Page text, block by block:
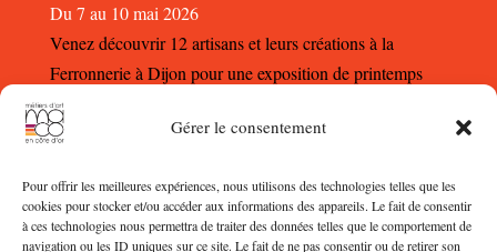
Gérer le consentement
Pour offrir les meilleures expériences, nous utilisons des technologies telles que les
cookies pour stocker et/ou accéder aux informations des appareils. Le fait de consentir
à ces technologies nous permettra de traiter des données telles que le comportement de
navigation ou les ID uniques sur ce site. Le fait de ne pas consentir ou de retirer son
Du 7 au 10 mai 2026
Venez découvrir 12 artisans et leurs créations à la
Ferronnerie à Dijon pour une exposition de printemps
autour des métiers d’Art.